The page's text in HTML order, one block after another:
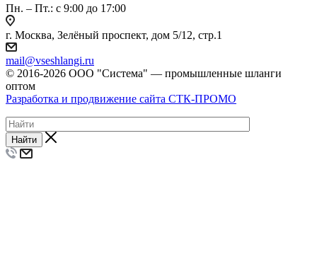
Пн. – Пт.: с 9:00 до 17:00
г. Москва, Зелёный проспект, дом 5/12, стр.1
mail@vseshlangi.ru
© 2016-2026 ООО "Система" — промышленные шланги
оптом
Разработка и продвижение сайта СТК-ПРОМО
Найти